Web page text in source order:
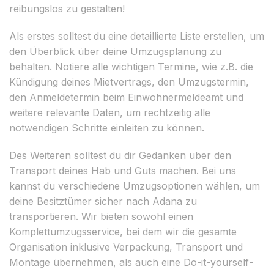
reibungslos zu gestalten!
Als erstes solltest du eine detaillierte Liste erstellen, um
den Überblick über deine Umzugsplanung zu
behalten. Notiere alle wichtigen Termine, wie z.B. die
Kündigung deines Mietvertrags, den Umzugstermin,
den Anmeldetermin beim Einwohnermeldeamt und
weitere relevante Daten, um rechtzeitig alle
notwendigen Schritte einleiten zu können.
Des Weiteren solltest du dir Gedanken über den
Transport deines Hab und Guts machen. Bei uns
kannst du verschiedene Umzugsoptionen wählen, um
deine Besitztümer sicher nach Adana zu
transportieren. Wir bieten sowohl einen
Komplettumzugsservice, bei dem wir die gesamte
Organisation inklusive Verpackung, Transport und
Montage übernehmen, als auch eine Do-it-yourself-